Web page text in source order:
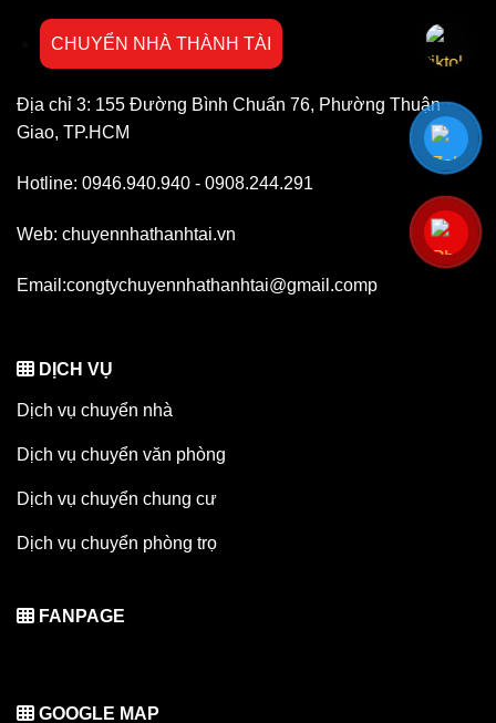
CHUYỂN NHÀ THÀNH TÀI
Địa chỉ 3: 155 Đường Bình Chuẩn 76, Phường Thuận
Giao, TP.HCM
Hotline: 0946.940.940 - 0908.244.291
Web: chuyennhathanhtai.vn
Email:congtychuyennhathanhtai@gmail.comp
DỊCH VỤ
Dịch vụ chuyển nhà
Dịch vụ chuyển văn phòng
Dịch vụ chuyển chung cư
Dịch vụ chuyển phòng trọ
FANPAGE
GOOGLE MAP